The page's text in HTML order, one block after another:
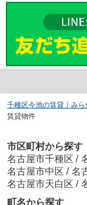
千種区今池の賃貸｜みら
賃貸物件
市区町村から探す
名古屋市千種区 /
名古屋市中区 / 名
名古屋市天白区 /
町名から探す